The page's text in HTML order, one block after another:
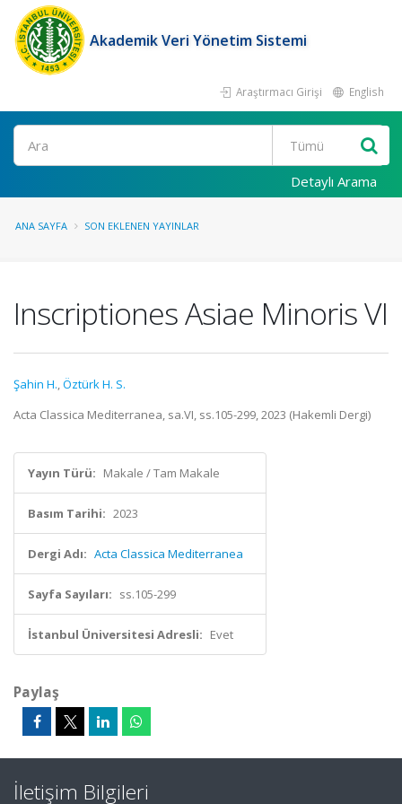
Akademik Veri Yönetim Sistemi
Araştırmacı Girişi English
Ara
Detaylı Arama
ANA SAYFA SON EKLENEN YAYINLAR
Inscriptiones Asiae Minoris VI
Şahin H.,Öztürk H. S.
Acta Classica Mediterranea, sa.VI, ss.105-299, 2023 (Hakemli Dergi)
Yayın Türü: Makale / Tam Makale
Basım Tarihi: 2023
Dergi Adı: Acta Classica Mediterranea
Sayfa Sayıları: ss.105-299
İstanbul Üniversitesi Adresli: Evet
Paylaş
İletişim Bilgileri